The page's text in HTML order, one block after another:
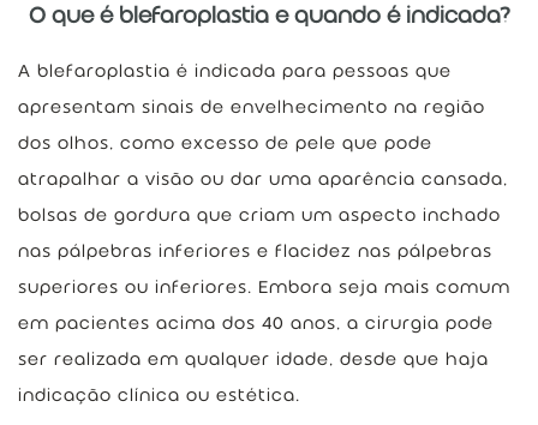
O que é blefaroplastia e quando é indicada?
A blefaroplastia é indicada para pessoas que
apresentam sinais de envelhecimento na região
dos olhos, como excesso de pele que pode
atrapalhar a visão ou dar uma aparência cansada,
bolsas de gordura que criam um aspecto inchado
nas pálpebras inferiores e flacidez nas pálpebras
superiores ou inferiores. Embora seja mais comum
em pacientes acima dos 40 anos, a cirurgia pode
ser realizada em qualquer idade, desde que haja
indicação clínica ou estética.